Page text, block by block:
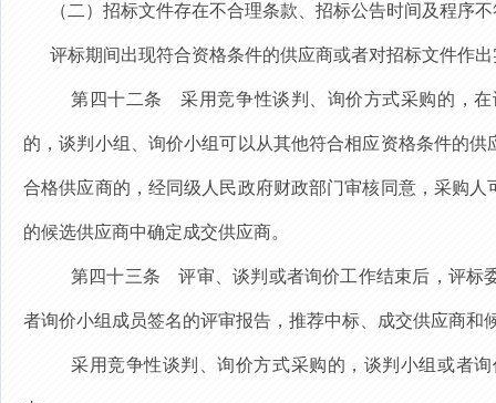
（二）招标文件存在不合理条款、招标公告时间及程序
评标期间出现符合资格条件的供应商或者对招标文件作
第四十二条 采用竞争性谈判、询价方式采购的，
的，谈判小组、询价小组可以从其他符合相应资格条件的
合格供应商的，经同级人民政府财政部门审核同意，采购
的候选供应商中确定成交供应商。
第四十三条 评审、谈判或者询价工作结束后，评标
者询价小组成员签名的评审报告，推荐中标、成交供应商和
采用竞争性谈判、询价方式采购的，谈判小组或者